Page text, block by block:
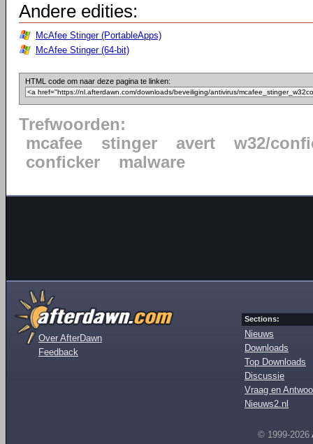
Andere edities:
McAfee Stinger (PortableApps)
McAfee Stinger (64-bit)
HTML code om naar deze pagina te linken:
Trefwoorden:
mcafee
stinger avert
w32/
conficker
malware
Over AfterDawn
Feedback
Sections:
Nieuws
Downloads
Top Downloads
Discussie
Vraag en
Nieuws2.nl
© 1999-2026